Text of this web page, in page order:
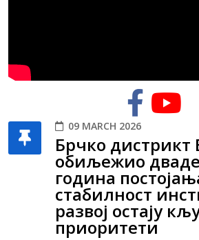
09 MARCH 2026
Брчко дистрикт
обиљежио
година
стабилност
развој остају
приоритети